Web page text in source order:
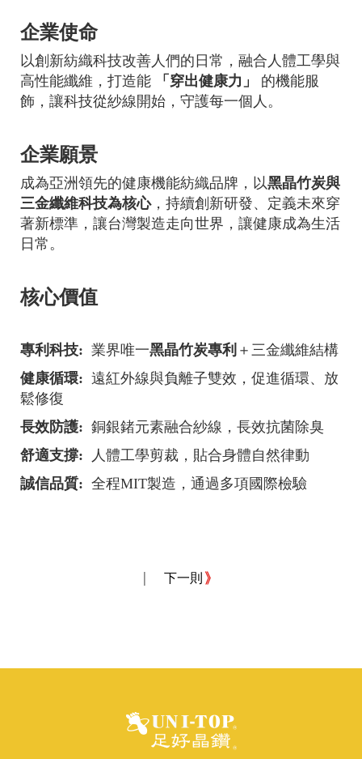
企業使命
以創新紡織科技改善人們的日常，融合人體工學與
高性能纖維，打造能
「穿出健康力」
的機能服
飾，讓科技從紗線開始，守護每一個人。
企業願景
成為亞洲領先的健康機能紡織品牌，以黑晶竹炭與
三金纖維科技為核心，持續創新研發、定義未來穿
著新標準，讓台灣製造走向世界，讓健康成為生活
日常。
核心價值
專利科技: 業界唯一黑晶竹炭專利 ＋三金纖維結構
健康循環: 遠紅外線與負離子雙效，促進循環、放
鬆修復
長效防護: 銅銀鍺元素融合紗線，長效抗菌除臭
舒適支撐:
人體工學剪裁，貼合身體自然律動
誠信品質: 全程MIT製造，通過多項國際檢驗
| 下一則